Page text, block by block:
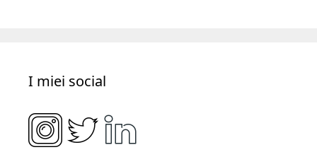
I miei social